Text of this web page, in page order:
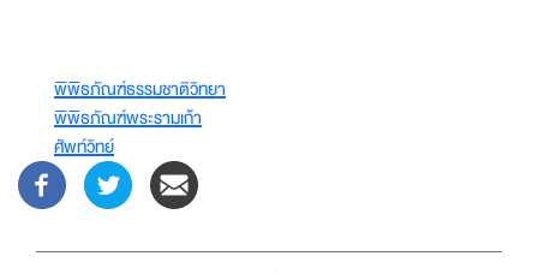
พิพิธภัณฑ์ธรรมชาติวิทยา
พิพิธภัณฑ์พระรามเก้า
ศัพท์วิทย์